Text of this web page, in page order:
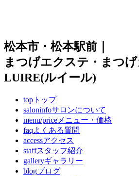
松本市・松本駅前｜
まつげエクステ・まつ
LUIRE(ルイール)
top トップ
saloninfoサロンについて
menu/price メニュー・価格
faqよくある質問
accessアクセス
staffスタッフ紹介
galleryギャラリー
blogブログ